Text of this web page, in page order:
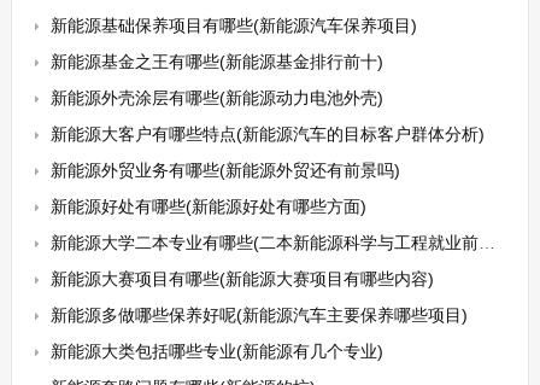
新能源基础保养项目有哪些(新能源汽车保养项目)
新能源基金之王有哪些(新能源基金排行前十)
新能源外壳涂层有哪些(新能源动力电池外壳)
新能源大客户有哪些特点(新能源汽车的目标客户群体分析)
新能源外贸业务有哪些(新能源外贸还有前景吗)
新能源好处有哪些(新能源好处有哪些方面)
新能源大学二本专业有哪些(二本新能源科学与工程就业前景怎么样)
新能源大赛项目有哪些(新能源大赛项目有哪些内容)
新能源多做哪些保养好呢(新能源汽车主要保养哪些项目)
新能源大类包括哪些专业(新能源有几个专业)